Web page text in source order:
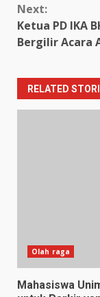
Next:
Ketua PD IKA
Bergilir Acara
RELATED
Olah raga
Mahasiswa